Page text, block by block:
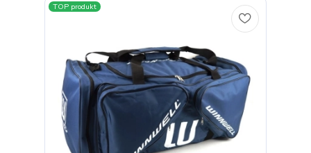
TOP produkt